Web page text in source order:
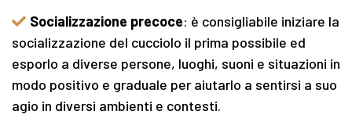
Socializzazione precoce: è consigliabile iniziare la
socializzazione del cucciolo il prima possibile ed
esporlo a diverse persone, luoghi, suoni e situazioni in
modo positivo e graduale per aiutarlo a sentirsi a suo
agio in diversi ambienti e contesti.